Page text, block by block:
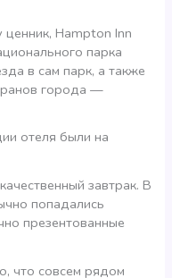
ценник, Hampton Inn
парка
в сам парк, а также
города —
отеля были на
завтрак. В
попадались
презентованные
что совсем рядом